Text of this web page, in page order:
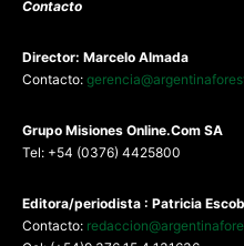
Contacto
Director: Marcelo Almada
Contacto:
Grupo Misiones Online.Com SA
Tel: +54 (0376) 4425800
Editora/periodista : Patricia
Contacto: